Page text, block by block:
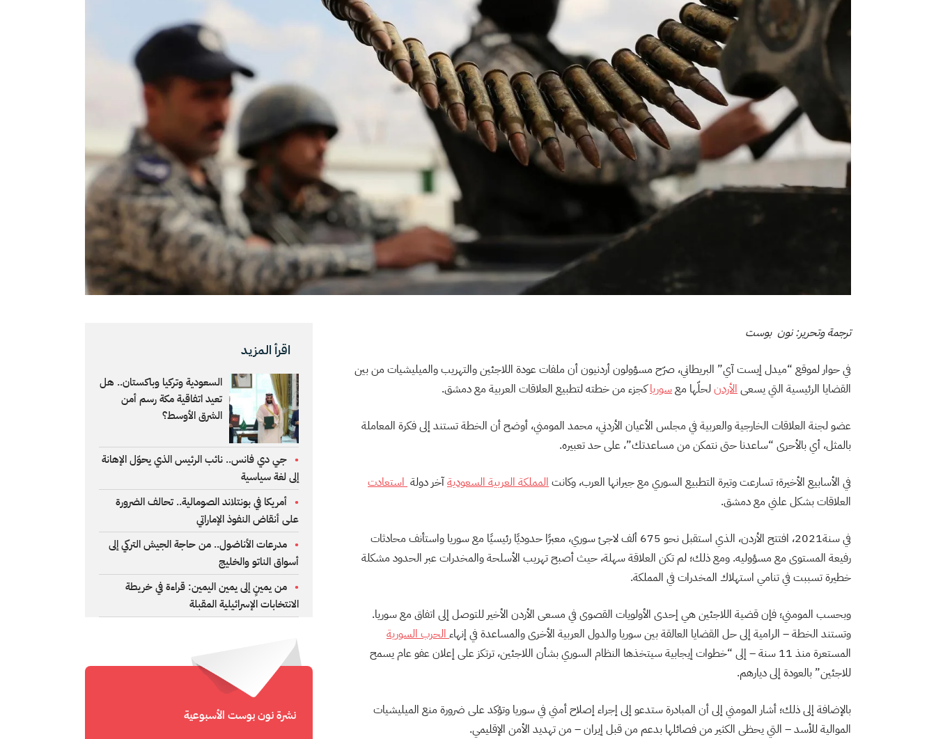
ترجمة وتحرير: نون بوست
في حوار لموقع “ميدل إيست آي” البريطاني، صرّح مسؤولون أردنيون أن ملفات عودة اللاجئين والتهريب والميليشيات من بين
القضايا الرئيسية التي يسعىالأردنلحلّها معسورياكجزء من خطته لتطبيع العلاقات العربية مع دمشق.
عضو لجنة العلاقات الخارجية والعربية في مجلس الأعيان الأردني، محمد المومني، أوضح أن الخطة تستند إلى فكرة المعاملة
بالمثل، أي بالأحرى “ساعدنا حتى نتمكن من مساعدتك”، على حد تعبيره.
في الأسابيع الأخيرة؛ تسارعت وتيرة التطبيع السوري مع جيرانها العرب، وكانتالمملكة العربية السعوديةآخر دولةاستعادت
العلاقات بشكل علني مع دمشق.
في سنة2021، افتتح الأردن، الذي استقبل نحو 675 ألف لاجئ سوري، معبرًا حدوديًا رئيسيًا مع سوريا واستأنف محادثات
رفيعة المستوى مع مسؤوليه. ومع ذلك؛ لم تكن العلاقة سهلة، حيث أصبح تهريب الأسلحة والمخدرات عبر الحدود مشكلة
خطيرة تسببت في تنامي استهلاك المخدرات في المملكة.
وبحسب المومني؛ فإن قضية اللاجئين هي إحدى الأولويات القصوى في مسعى الأردن الأخير للتوصل إلى اتفاق مع سوريا.
وتستند الخطة – الرامية إلى حل القضايا العالقة بين سوريا والدول العربية الأخرى والمساعدة في إنهاءالحرب السورية
المستعرة منذ 11 سنة – إلى “خطوات إيجابية سيتخذها النظام السوري بشأن اللاجئين، ترتكز على إعلان عفو عام يسمح
للاجئين” بالعودة إلى ديارهم.
بالإضافة إلى ذلك؛ أشار المومني إلى أن المبادرة ستدعو إلى إجراء إصلاح أمني في سوريا وتؤكد على ضرورة منع الميليشيات
الموالية للأسد – التي يحظى الكثير من فصائلها بدعم من قبل إيران – من تهديد الأمن الإقليمي.
اقرأ المزيد
السعودية وتركيا وباكستان.. هل
تعيد اتفاقية مكة رسم أمن
الشرق الأوسط؟
جي دي فانس.. نائب الرئيس الذي يحوّل الإهانة
إلى لغة سياسية
أمريكا في بونتلاند الصومالية.. تحالف الضرورة
على أنقاض النفوذ الإماراتي
مدرعات الأناضول.. من حاجة الجيش التركي إلى
أسواق الناتو والخليج
من يمينٍ إلى يمين اليمين: قراءة في خريطة
الانتخابات الإسرائيلية المقبلة
نشرة نون بوست الأسبوعية